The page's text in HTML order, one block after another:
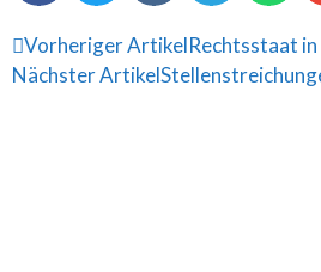
Vorheriger ArtikelRechtsstaat
Nächster Artikel